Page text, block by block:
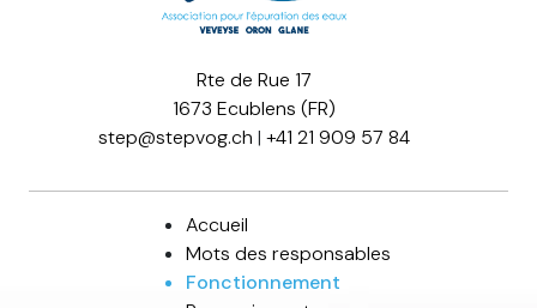
Rte de Rue 17
1673 Ecublens (FR)
step@stepvog.ch | +41 21 909 57 84
Accueil
Mots des responsables
Fonctionnement